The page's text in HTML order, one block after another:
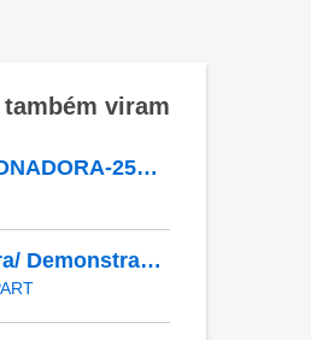
viram
IMPULSIONADORA-252097
Promotora/ Demonstradora - Frios | Jacareí (SP)